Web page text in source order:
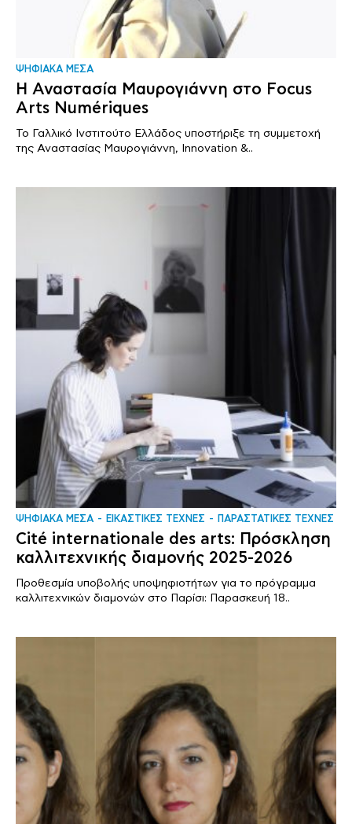
ΨΗΦΙΑΚΑ ΜΕΣΑ
Η Αναστασία Μαυρογιάννη στο Focus
Arts Numériques
Το Γαλλικό Ινστιτούτο Ελλάδος υποστήριξε τη συμμετοχή
της Αναστασίας Μαυρογιάννη, Innovation &..
ΨΗΦΙΑΚΑ ΜΕΣΑ ΕΙΚΑΣΤΙΚΕΣ ΤΕΧΝΕΣ ΠΑΡΑΣΤΑΤΙΚΕΣ ΤΕΧΝΕΣ
Cité internationale des arts: Πρόσκληση
καλλιτεχνικής διαμονής 2025-2026
Προθεσμία υποβολής υποψηφιοτήτων για το πρόγραμμα
καλλιτεχνικών διαμονών στο Παρίσι: Παρασκευή 18..